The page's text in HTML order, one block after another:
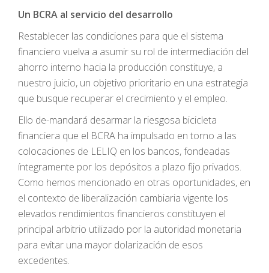
Un BCRA al servicio del desarrollo
Restablecer las condiciones para que el sistema
financiero vuelva a asumir su rol de intermediación del
ahorro interno hacia la producción constituye, a
nuestro juicio, un objetivo prioritario en una estrategia
que busque recuperar el crecimiento y el empleo.
Ello de-mandará desarmar la riesgosa bicicleta
financiera que el BCRA ha impulsado en torno a las
colocaciones de LELIQ en los bancos, fondeadas
íntegramente por los depósitos a plazo fijo privados.
Como hemos mencionado en otras oportunidades, en
el contexto de liberalización cambiaria vigente los
elevados rendimientos financieros constituyen el
principal arbitrio utilizado por la autoridad monetaria
para evitar una mayor dolarización de esos
excedentes.